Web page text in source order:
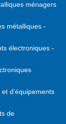
ménagers
métalliques -
électroniques -
d'équipements
de